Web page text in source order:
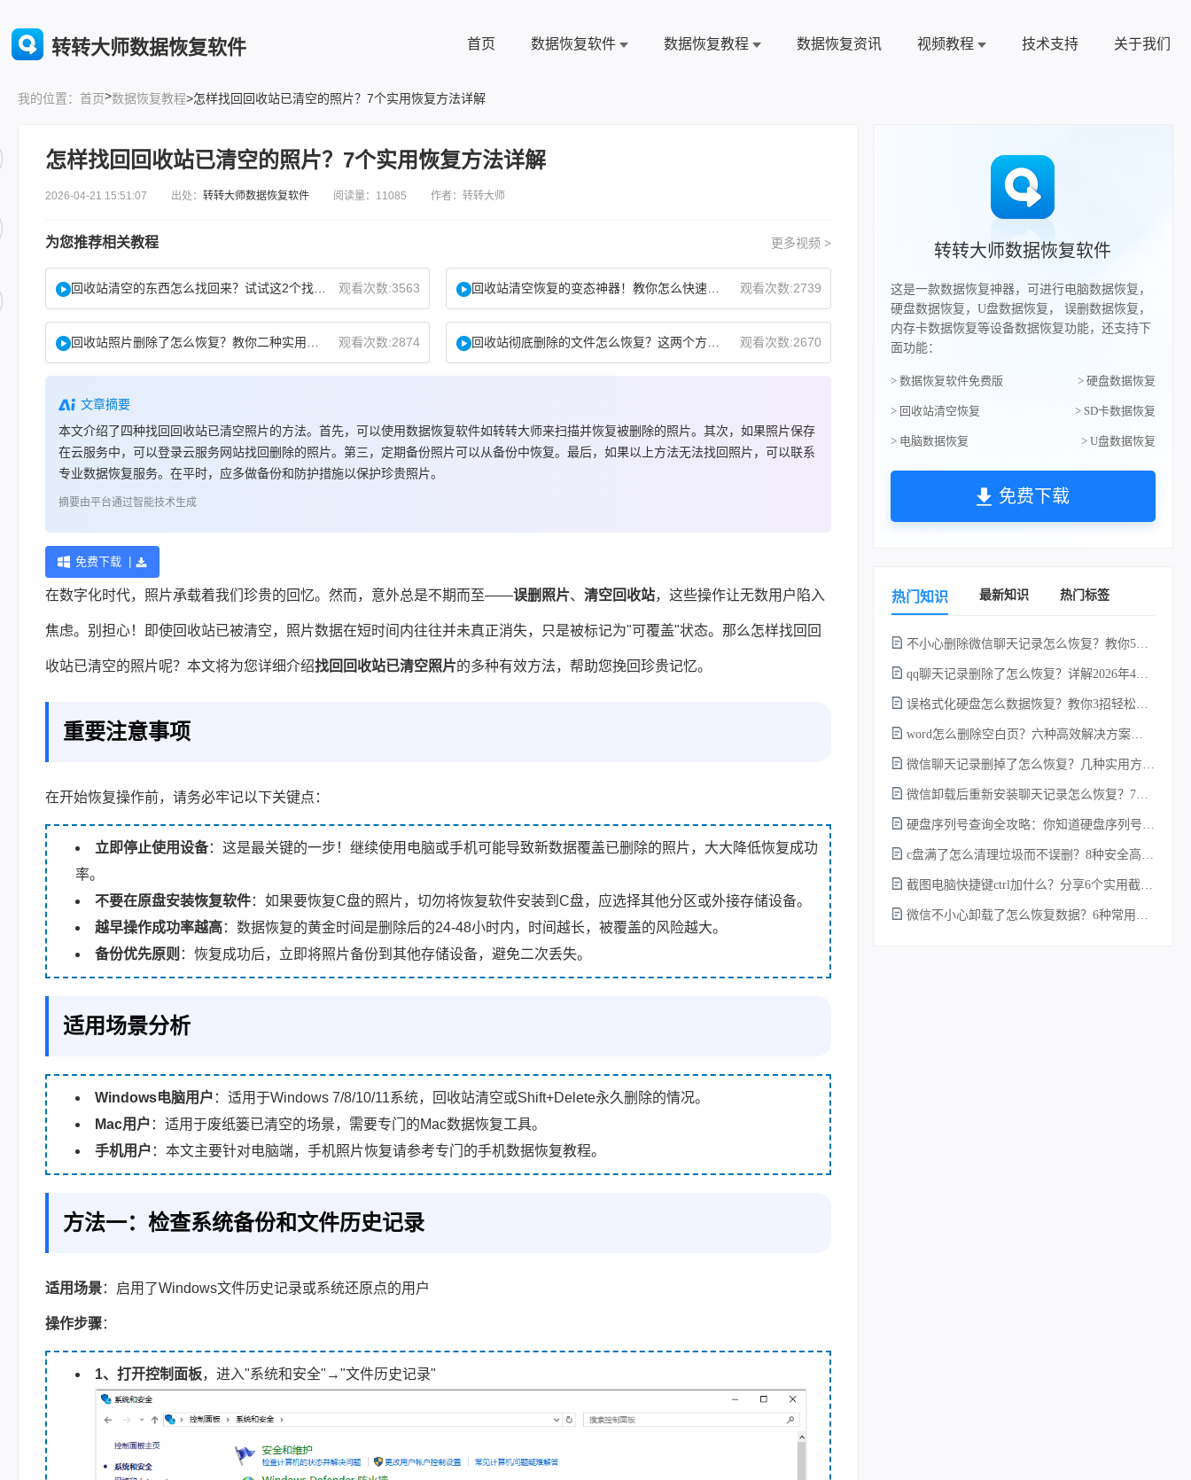
转转大师数据恢复软件 首页 数据恢复软件 数据恢复教程 数据恢复资讯 视频教程 技术支持 关于我们
我的位置： 首页>数据恢复教程>怎样找回回收站已清空的照片？7个实用恢复方法详解
怎样找回回收站已清空的照片？7个实用恢复方法详解
2026-04-21 15:51:07 出处： 转转大师数据恢复软件 阅读量：11085 作者：转转大师
为您推荐相关教程 更多视频 >
观看次数:3563 观看次数:2739
观看次数:2874 观看次数:2670
文章摘要
本文介绍了四种找回回收站已清空照片的方法。首先，可以使用数据恢复软件如转转大师来扫描并恢复被删除的照片。其次，如果照片保存
在云服务中，可以登录云服务网站找回删除的照片。第三，定期备份照片可以从备份中恢复。最后，如果以上方法无法找回照片，可以联系
专业数据恢复服务。在平时，应多做备份和防护措施以保护珍贵照片。
摘要由平台通过智能技术生成
免费下载 |
在数字化时代，照片承载着我们珍贵的回忆。然而，意外总是不期而至——误删照片、 清空回收站，这些操作让无数用户陷入
焦虑。别担心！即使回收站已被清空，照片数据在短时间内往往并未真正消失，只是被标记为"可覆盖"状态。那么怎样找回回
收站已清空的照片呢？本文将为您详细介绍找回回收站已清空照片的多种有效方法，帮助您挽回珍贵记忆。
重要注意事项
在开始恢复操作前，请务必牢记以下关键点：
立即停止使用设备：这是最关键的一步！继续使用电脑或手机可能导致新数据覆盖已删除的照片，大大降低恢复成功
率。
不要在原盘安装恢复软件：如果要恢复C盘的照片，切勿将恢复软件安装到C盘，应选择其他分区或外接存储设备。
越早操作成功率越高：数据恢复的黄金时间是删除后的24-48小时内，时间越长，被覆盖的风险越大。
备份优先原则 ：恢复成功后，立即将照片备份到其他存储设备，避免二次丢失。
适用场景分析
Windows电脑用户 ：适用于Windows 7/8/10/11系统，回收站清空或Shift+Delete永久删除的情况。
Mac用户 ：适用于废纸篓已清空的场景，需要专门的Mac数据恢复工具。
手机用户 ：本文主要针对电脑端，手机照片恢复请参考专门的手机数据恢复教程。
方法一：检查系统备份和文件历史记录
适用场景：启用了Windows文件历史记录或系统还原点的用户
操作步骤：
1、打开控制面板，进入"系统和安全"→"文件历史记录"
转转大师数据恢复软件
这是一款数据恢复神器，可进行电脑数据恢复，
硬盘数据恢复，U盘数据恢复， 误删数据恢复，
内存卡数据恢复等设备数据恢复功能，还支持下
面功能：
> 数据恢复软件免费版 > 硬盘数据恢复
> 回收站清空恢复 > SD卡数据恢复
> 电脑数据恢复 > U盘数据恢复
免费下载
热门知识 最新知识 热门标签
不小心删除微信聊天记录怎么恢复？教你5种简单找回的方法！
qq聊天记录删除了怎么恢复？详解2026年4种常用有效的方法（支持.db数据库提取）
误格式化硬盘怎么数据恢复？教你3招轻松恢复！
word怎么删除空白页？六种高效解决方案（2026年最新实操指南）！
微信聊天记录删掉了怎么恢复？几种实用方法详解！
微信卸载后重新安装聊天记录怎么恢复？7种实测有效的恢复方案详解！
硬盘序列号查询全攻略：你知道硬盘序列号怎么查吗？
c盘满了怎么清理垃圾而不误删？8种安全高效的方法详解+误删恢复指南！
截图电脑快捷键ctrl加什么？分享6个实用截图方法！
微信不小心卸载了怎么恢复数据？6种常用方法详解！